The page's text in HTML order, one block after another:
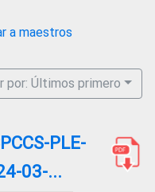
a maestros
por: Últimos primero
PLE-
03-...